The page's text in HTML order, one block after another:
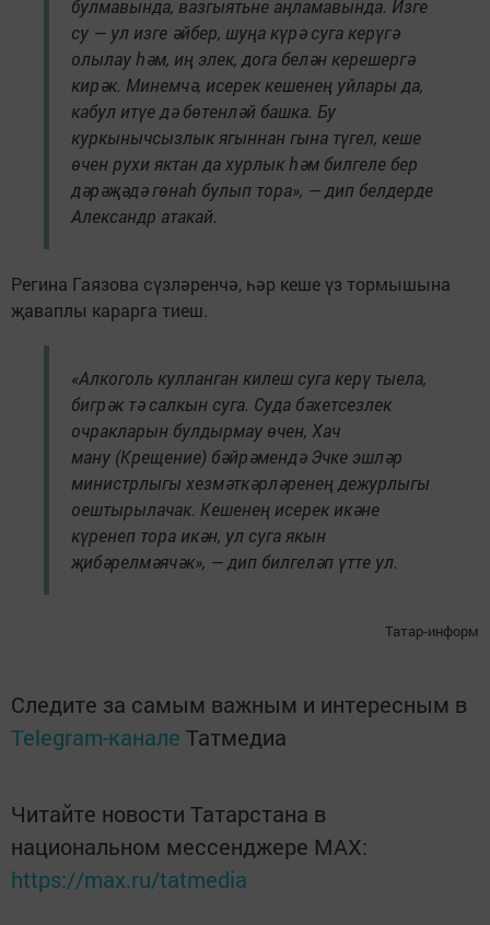
булмавында, вазгыятьне аңламавында. Изге
су — ул изге әйбер, шуңа күрә суга керүгә
олылау һәм, иң элек, дога белән керешергә
кирәк. Минемчә, исерек кешенең уйлары да,
кабул итүе дә бөтенләй башка. Бу
куркынычсызлык ягыннан гына түгел, кеше
өчен рухи яктан да хурлык һәм билгеле бер
дәрәҗәдә гөнаһ булып тора», — дип белдерде
Александр атакай.
Регина Гаязова сүзләренчә, һәр кеше үз тормышына
җаваплы карарга тиеш.
«Алкоголь кулланган килеш суга керү тыела,
бигрәк тә салкын суга. Суда бәхетсезлек
очракларын булдырмау өчен, Хач
ману (Крещение) бәйрәмендә Эчке эшләр
министрлыгы хезмәткәрләренең дежурлыгы
оештырылачак. Кешенең исерек икәне
күренеп тора икән, ул суга якын
җибәрелмәячәк», — дип билгеләп үтте ул.
Татар-информ
Следите за самым важным и интересным в
Telegram-канале Татмедиа
Читайте новости Татарстана в
национальном мессенджере MАХ:
https://max.ru/tatmedia